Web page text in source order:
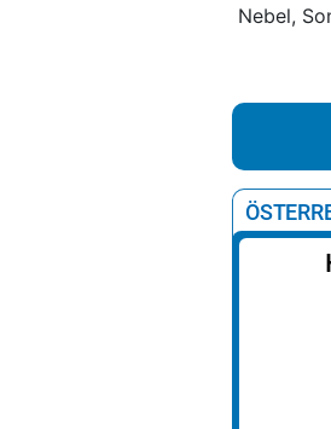
Nebel,